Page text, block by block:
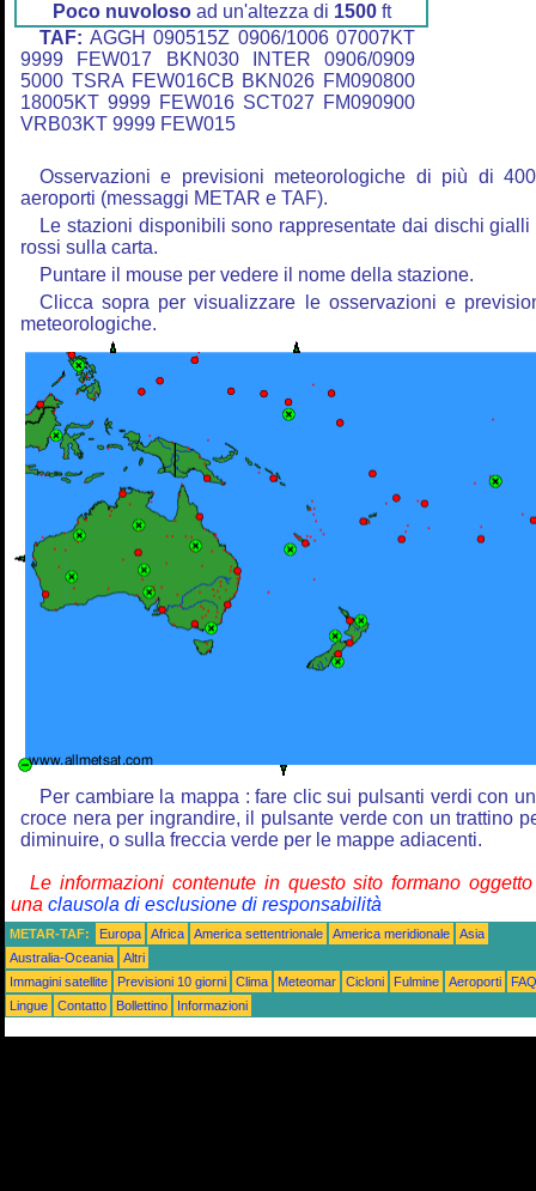
Poco nuvolosoad un'altezza di 1500ft
TAF: AGGH 090515Z 0906/1006 07007KT
9999 FEW017 BKN030 INTER 0906/0909
5000 TSRA FEW016CB BKN026 FM090800
18005KT 9999 FEW016 SCT027 FM090900
VRB03KT 9999 FEW015
Osservazioni e previsioni meteorologiche di più di
aeroporti (messaggi METAR e TAF).
Le stazioni disponibili sono rappresentate dai dischi gialli
rossi sulla carta.
Puntare il mouse per vedere il nome della stazione.
Clicca sopra per visualizzare le osservazioni e
meteorologiche.
Per cambiare la mappa : fare clic sui pulsanti verdi con
croce nera per ingrandire, il pulsante verde con un trattino
diminuire, o sulla freccia verde per le mappe adiacenti.
Le informazioni contenute in questo sito formano
una clausola di esclusione di responsabilità
METAR-TAF: Europa Africa America settentrionale America meridionale
Asia
Australia-Oceania
Altri
Immagini satellite
Previsioni 10 giorni Clima Meteomar Cicloni Fulmine Aeroporti
FAQ
Lingue
Contatto Bollettino Informazioni